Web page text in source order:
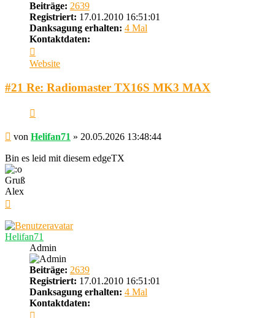
Beiträge: 2639
Registriert: 17.01.2010 16:51:01
Danksagung erhalten: 4 Mal
Kontaktdaten:
von
Helifan71
Website
#21 Re: Radiomaster TX16S MK3 MAX
Beitrag
von Helifan71 » 20.05.2026 13:48:44
Bin es leid mit diesem edgeTX
Gruß
Alex
Helifan71
Admin
Beiträge: 2639
Registriert: 17.01.2010 16:51:01
Danksagung erhalten: 4 Mal
Kontaktdaten: